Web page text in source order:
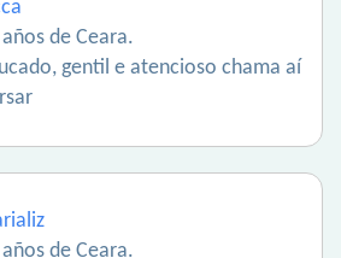
de Ceara.
gentil e atencioso chama aí
de Ceara.